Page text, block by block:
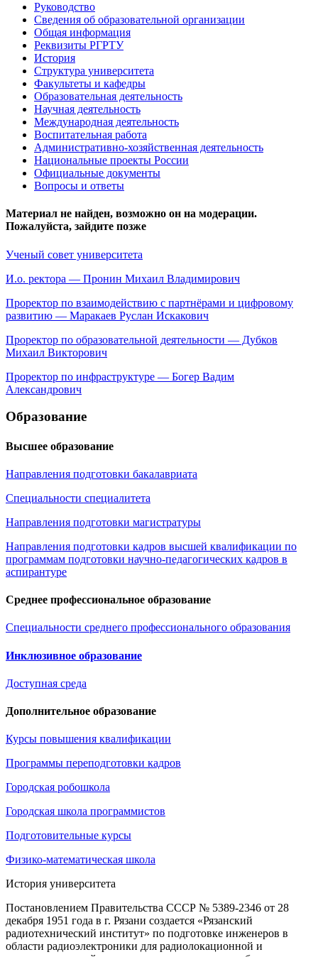
Руководство
Сведения об образовательной организации
Общая информация
Реквизиты РГРТУ
История
Структура университета
Факультеты и кафедры
Образовательная деятельность
Научная деятельность
Международная деятельность
Воспитательная работа
Административно-хозяйственная деятельность
Национальные проекты России
Официальные документы
Вопросы и ответы
Материал не найден, возможно он на модерации.
Пожалуйста, зайдите позже
Ученый совет университета
И.о. ректора — Пронин Михаил Владимирович
Проректор по взаимодействию с партнёрами и цифровому
развитию — Маракаев Руслан Искакович
Проректор по образовательной деятельности — Дубков
Михаил Викторович
Проректор по инфраструктуре — Богер Вадим
Александрович
Образование
Высшее образование
Направления подготовки бакалавриата
Специальности специалитета
Направления подготовки магистратуры
Направления подготовки кадров высшей квалификации по
программам подготовки научно-педагогических кадров в
аспирантуре
Среднее профессиональное образование
Специальности среднего профессионального образования
Инклюзивное образование
Доступная среда
Дополнительное образование
Курсы повышения квалификации
Программы переподготовки кадров
Городская робошкола
Городская школа программистов
Подготовительные курсы
Физико-математическая школа
История университета
Постановлением Правительства СССР № 5389-2346 от 28
декабря 1951 года в г. Рязани создается «Рязанский
радиотехнический институт» по подготовке инженеров в
области радиоэлектроники для радиолокационной и